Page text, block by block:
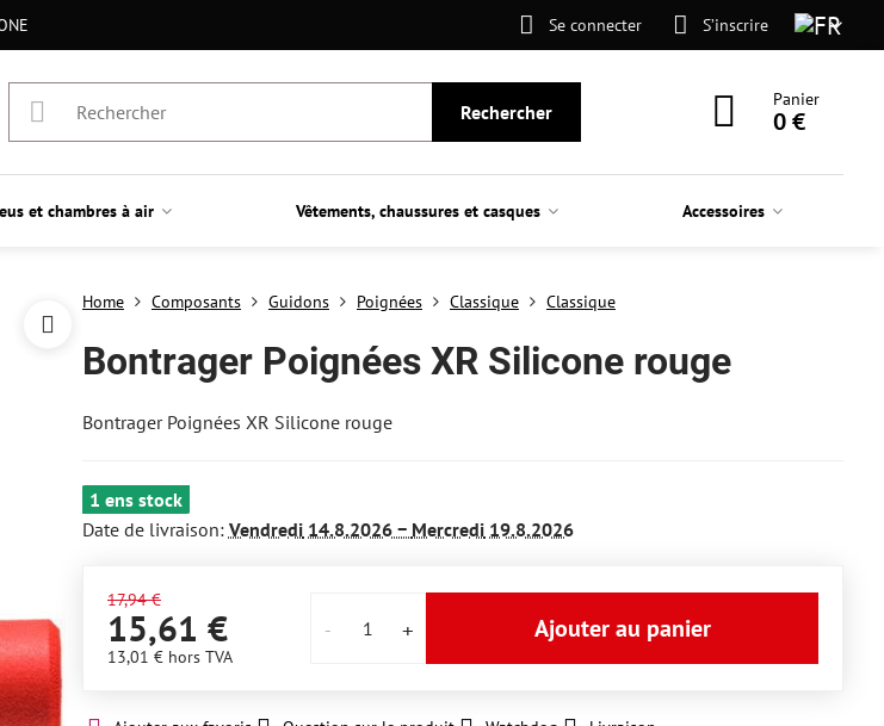
Se connecter S’inscrire
Rechercher
Panier
0 €
et chambres à air Vêtements, chaussures et casques Accessoires
Home Composants Guidons Poignées Classique Classique
Bontrager Poignées XR Silicone rouge
Bontrager Poignées XR Silicone rouge
1 ens stock
Date de livraison: Vendredi14.8.2026 − Mercredi19.8.2026
17,94 €
15,61 €
13,01 € hors TVA
Ajouter au panier